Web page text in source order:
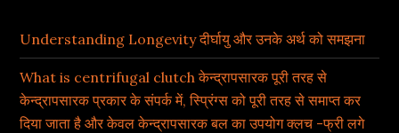
Understanding Longevity दीर्घायु और उनके अर्थ को समझना
What is centrifugal clutch केन्द्रापसारक पूरी तरह से
केन्द्रापसारक प्रकार के संपर्क में, स्प्रिंग्स को पूरी तरह से समाप्त कर
दिया जाता है और केवल केन्द्रापसारक बल का उपयोग क्लच -फ्री लगे